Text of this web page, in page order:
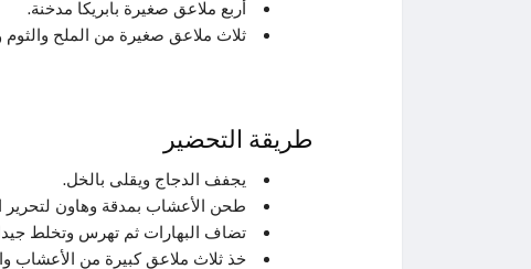
أربع ملاعق صغيرة بابريكا مدخنة.
ثلاث ملاعق صغيرة من الملح والثوم
طريقة التحضير
يجفف الدجاج ويقلى بالخل.
طحن الأعشاب بمدقة وهاون لتحرير
تضاف البهارات ثم تهرس وتخلط جيدا
خذ ثلاث ملاعق كبيرة من الأعشاب